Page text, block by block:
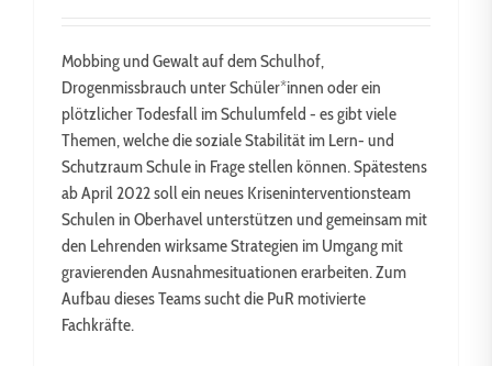
Mobbing und Gewalt auf dem Schulhof,
Drogenmissbrauch unter Schüler*innen oder ein
plötzlicher Todesfall im Schulumfeld - es gibt viele
Themen, welche die soziale Stabilität im Lern- und
Schutzraum Schule in Frage stellen können. Spätestens
ab April 2022 soll ein neues Kriseninterventionsteam
Schulen in Oberhavel unterstützen und gemeinsam mit
den Lehrenden wirksame Strategien im Umgang mit
gravierenden Ausnahmesituationen erarbeiten. Zum
Aufbau dieses Teams sucht die PuR motivierte
Fachkräfte.